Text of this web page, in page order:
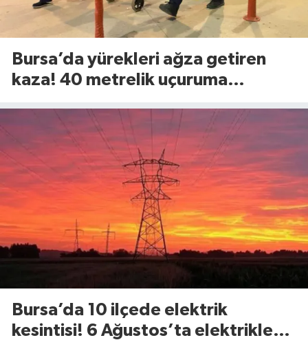
Bursa’da yürekleri ağza getiren
kaza! 40 metrelik uçuruma
Bursa’da 10 ilçede elektrik
kesintisi! 6 Ağustos’ta elektrikler